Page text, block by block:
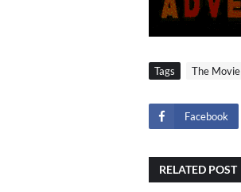
Tags The Movie
Facebook
RELATED POST